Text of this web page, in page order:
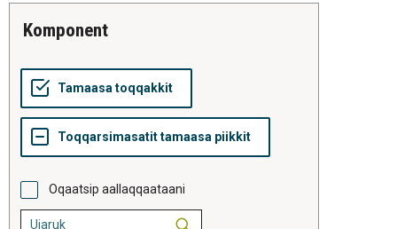
komponent
Oqaatsip aallaqqaataani